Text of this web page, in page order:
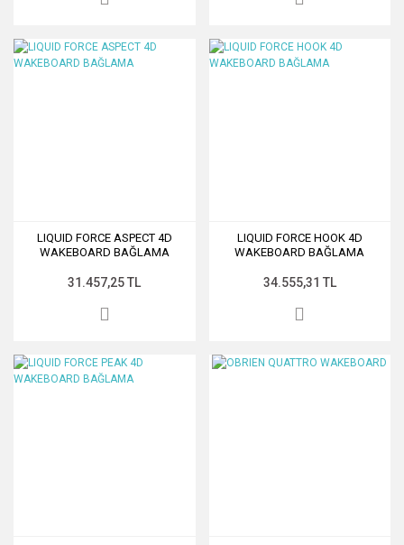
LIQUID FORCE ASPECT 4D
WAKEBOARD BAĞLAMA
31.457,25 TL
LIQUID FORCE HOOK 4D
WAKEBOARD BAĞLAMA
34.555,31 TL